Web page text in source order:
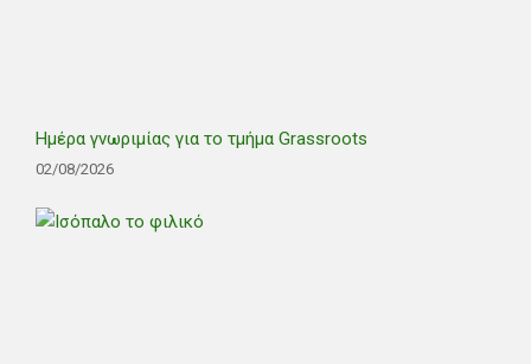
Ημέρα γνωριμίας για το τμήμα Grassroots
02/08/2026